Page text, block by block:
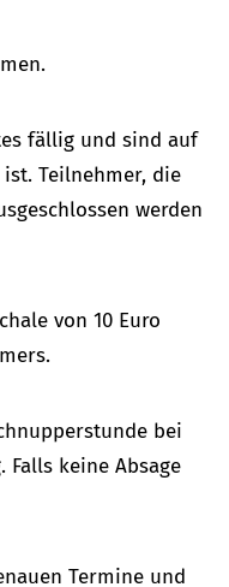
fällig und sind auf
Teilnehmer, die
werden
von 10 Euro
bei
keine Absage
Termine und